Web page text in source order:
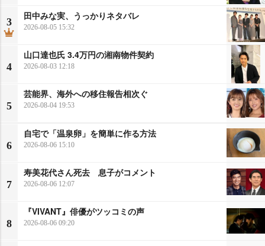
3
田中みな実、うっかりネタバレ
2026-08-05 15:32
4
山口達也氏 3.4万円の湘南物件契約
2026-08-03 12:18
5
芸能界、海外への移住報告相次ぐ
2026-08-04 19:53
6
自宅で「温泉卵」を簡単に作る方法
2026-08-06 15:10
7
寿美花代さん死去 息子がコメント
2026-08-06 12:07
8
『VIVANT』俳優がツッコミの声
2026-08-06 09:20